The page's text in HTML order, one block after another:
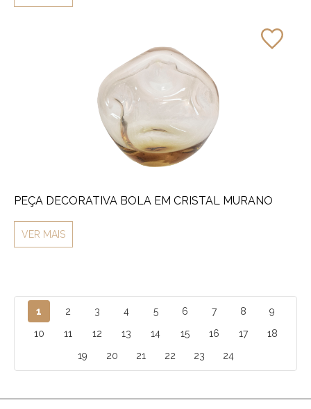
PEÇA DECORATIVA BOLA EM CRISTAL MURANO
VER MAIS
1 2 3 4 5 6 7 8
9
10
11 12 13 14 15 16 17
18
19
20 21 22 23 24